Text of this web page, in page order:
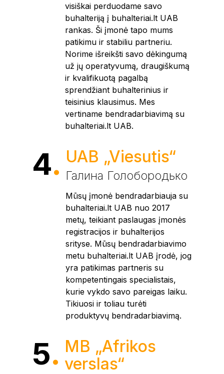
visiškai perduodame savo
buhalteriją į buhalteriai.lt UAB
rankas. Ši įmonė tapo mums
patikimu ir stabiliu partneriu.
Norime išreikšti savo dėkingumą
už jų operatyvumą, draugiškumą
ir kvalifikuotą pagalbą
sprendžiant buhalterinius ir
teisinius klausimus. Mes
vertiname bendradarbiavimą su
buhalteriai.lt UAB.
4. UAB „Viesutis“
Галина Голобородько
Mūsų įmonė bendradarbiauja su
buhalteriai.lt UAB nuo 2017
metų, teikiant paslaugas įmonės
registracijos ir buhalterijos
srityse. Mūsų bendradarbiavimo
metu buhalteriai.lt UAB įrodė, jog
yra patikimas partneris su
kompetentingais specialistais,
kurie vykdo savo pareigas laiku.
Tikiuosi ir toliau turėti
produktyvų bendradarbiavimą.
5. MB „Afrikos
verslas“